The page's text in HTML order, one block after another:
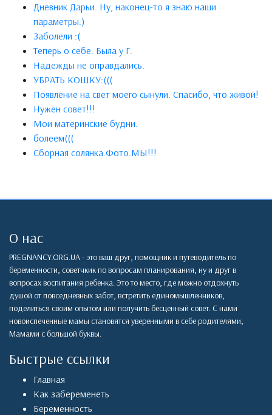
Дневник Дарьи. Ну, наконец-то я знаю наши
параметры:)
Заболели :(
Теперь о себе. Была у Г.
Надежды не оправдались.
УБРАТЬ КОШКУ:(((
Появление на свет моего сынули. Спасибо, что живой!
Нужен совет!!!
Мои материнские будни.
болеем(((
Сборная солянка.Фото.МЫ!!!
О нас
PREGNANCY.ORG.UA - это ваш друг, помощник и путеводитель по
беременности, советчкик по вопросам планирования, ну и друг в
вопросах воспитания ребенка. Это то место, где можно отдохнуть
душой от повседневных забот, встретить единомышленников,
поделиться своим опытом или получить бесценный совет. С нами
новоиспеченные мамы становятся уверенными в себе родителями,
Мамами с большой буквы.
Быстрые ссылки
Главная
Как забеременеть
Беременность